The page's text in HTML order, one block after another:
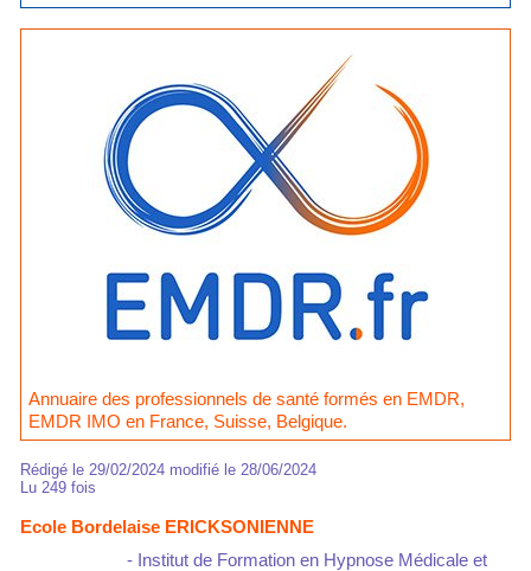
Annuaire des professionnels de santé formés en EMDR,
EMDR IMO en France, Suisse, Belgique.
Rédigé le 29/02/2024 modifié le 28/06/2024
Lu 249 fois
Ecole Bordelaise ERICKSONIENNE
- Institut de Formation en Hypnose Médicale et